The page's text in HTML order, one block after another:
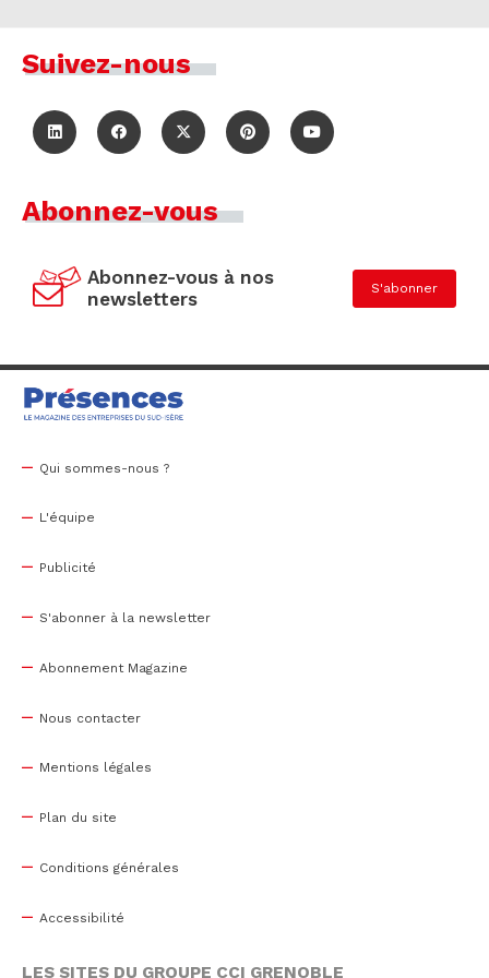
Suivez-nous
Abonnez-vous
Abonnez-vous à nos
newsletters
S'abonner
Qui sommes-nous ?
L'équipe
Publicité
S'abonner à la newsletter
Abonnement Magazine
Nous contacter
Mentions légales
Plan du site
Conditions générales
Accessibilité
LES SITES DU GROUPE CCI GRENOBLE